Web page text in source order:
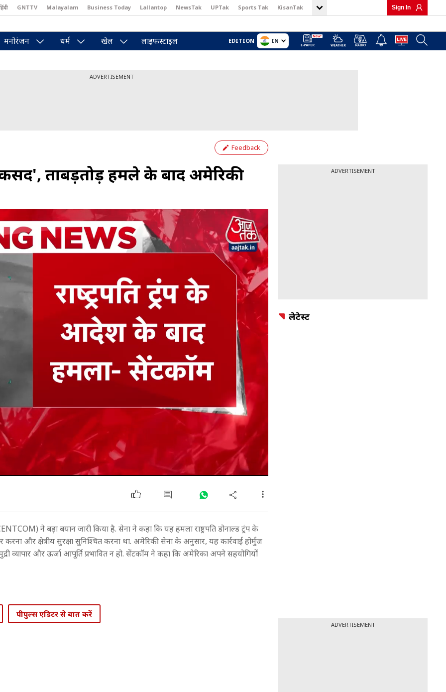
GNTTV Malayalam Business Today Lallantop NewsTak UPTak Sports Tak KisanTak Sign In
मनोरंजन धर्म खेल लाइफस्टाइल EDITION IN
ADVERTISEMENT
Feedback
ताबड़तोड़ हमले के बाद अमेरिकी
ने बड़ा बयान जारी किया है. सेना ने कहा कि यह हमला राष्ट्रपति डोनाल्ड ट्रंप के
और क्षेत्रीय सुरक्षा सुनिश्चित करना था. अमेरिकी सेना के अनुसार, यह कार्रवाई होर्मुज
व्यापार और ऊर्जा आपूर्ति प्रभावित न हो. सेंटकॉम ने कहा कि अमेरिका अपने सहयोगियों
पीपुल्स एडिटर से बात करें
ADVERTISEMENT
लेटेस्ट
ADVERTISEMENT